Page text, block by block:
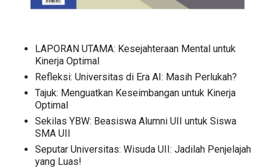
LAPORAN UTAMA: Kesejahteraan Mental untuk
Kinerja Optimal
Refleksi: Universitas di Era AI: Masih Perlukah?
Tajuk: Menguatkan Keseimbangan untuk Kinerja
Optimal
Sekilas YBW: Beasiswa Alumni UII untuk Siswa
SMA UII
Seputar Universitas: Wisuda UII: Jadilah Penjelajah
yang Luas!